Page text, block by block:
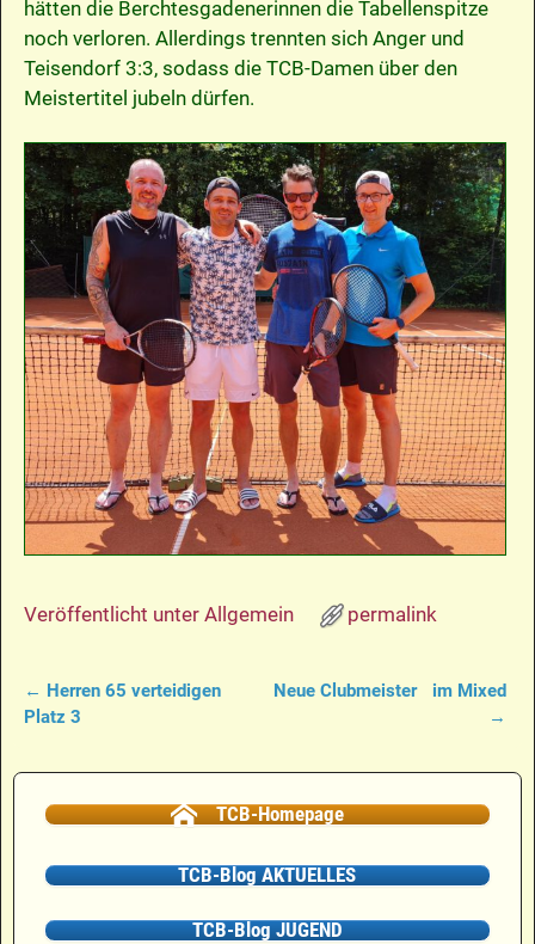
hätten die Berchtesgadenerinnen die Tabellenspitze
noch verloren. Allerdings trennten sich Anger und
Teisendorf 3:3, sodass die TCB-Damen über den
Meistertitel jubeln dürfen.
Veröffentlicht unter Allgemein permalink
Artikelnavigation
← Herren 65 verteidigen
Platz 3
Neue Clubmeister im Mixed
→
TCB-Homepage
TCB-Blog AKTUELLES
TCB-Blog JUGEND